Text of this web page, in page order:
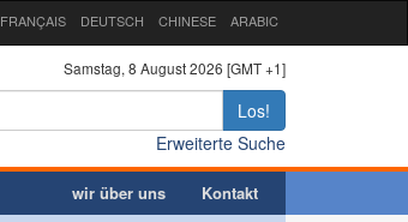
FRANÇAIS DEUTSCH CHINESE ARABIC
Samstag, 8 August 2026 [GMT +1]
Los!
Erweiterte Suche
wir über uns Kontakt